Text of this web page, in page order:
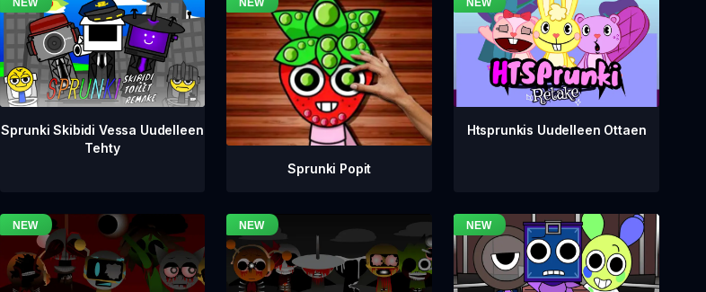
Sprunki Skibidi Vessa Uudelleen
Tehty
Sprunki Popit
Htsprunkis Uudelleen Ottaen